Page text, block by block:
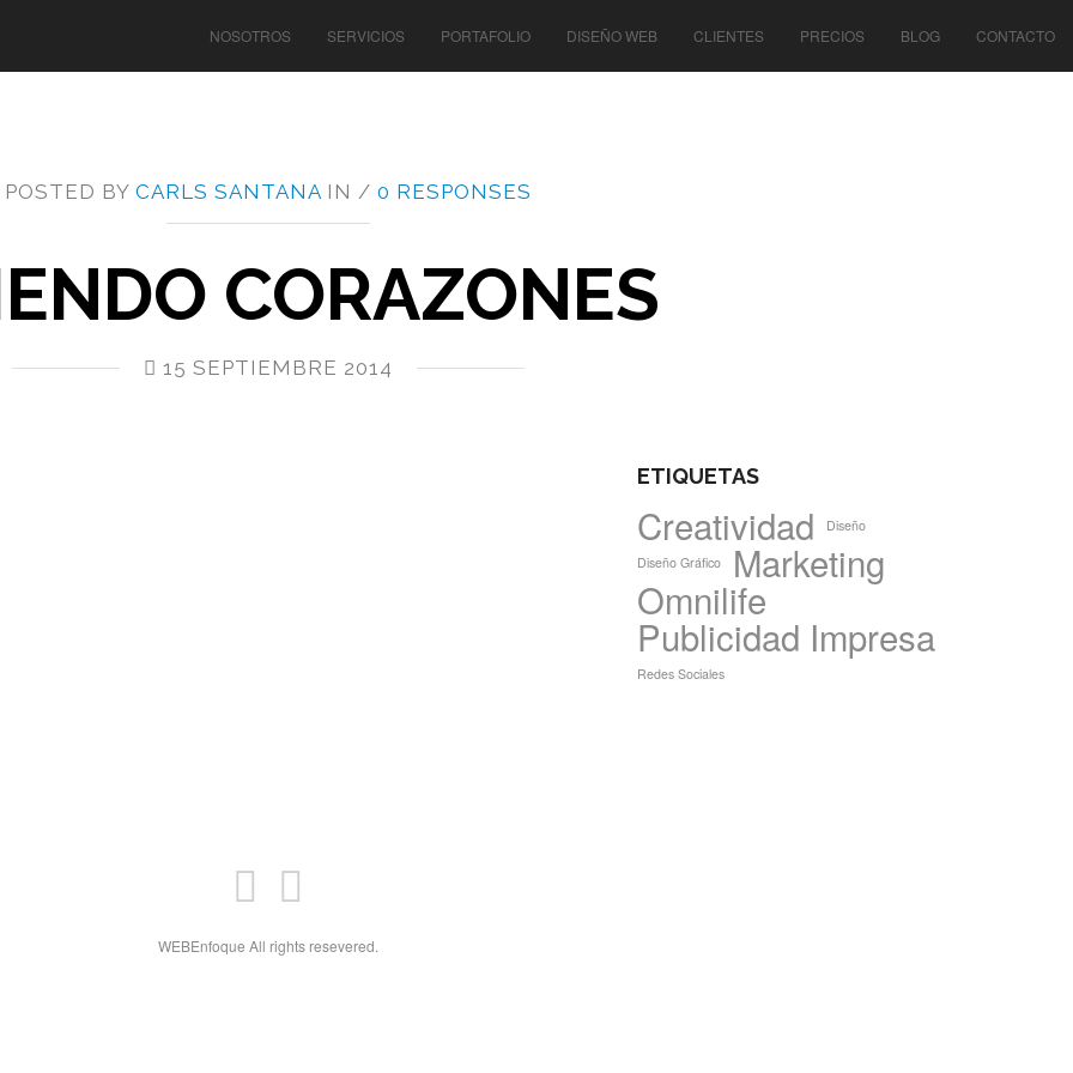
NOSOTROS SERVICIOS PORTAFOLIO DISEÑO WEB CLIENTES PRECIOS BLOG CONTACTO
POSTED BY CARLS SANTANA IN / 0 RESPONSES
CORAZONES
15 SEPTIEMBRE 2014
ETIQUETAS
Creatividad Diseño
Diseño Gráfico Marketing
Omnilife
Publicidad Impresa
Redes Sociales
WEBEnfoque All rights resevered.